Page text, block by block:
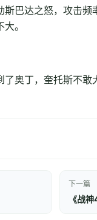
巴达之怒，攻击
。
奥丁，奎托斯不
下一篇
《战